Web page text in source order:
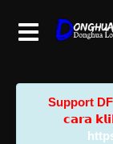
Support
𝗰𝗮𝗿𝗮